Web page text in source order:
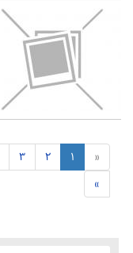
«
1
2
3
»